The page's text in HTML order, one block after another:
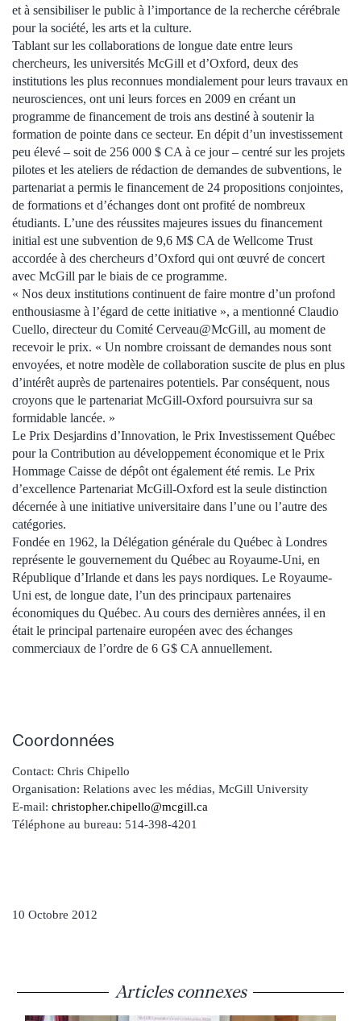
et à sensibiliser le public à l’importance de la recherche cérébrale
pour la société, les arts et la culture.
Tablant sur les collaborations de longue date entre leurs
chercheurs, les universités McGill et d’Oxford, deux des
institutions les plus reconnues mondialement pour leurs travaux en
neurosciences, ont uni leurs forces en 2009 en créant un
programme de financement de trois ans destiné à soutenir la
formation de pointe dans ce secteur. En dépit d’un investissement
peu élevé – soit de 256 000 $ CA à ce jour – centré sur les projets
pilotes et les ateliers de rédaction de demandes de subventions, le
partenariat a permis le financement de 24 propositions conjointes,
de formations et d’échanges dont ont profité de nombreux
étudiants. L’une des réussites majeures issues du financement
initial est une subvention de 9,6 M$ CA de Wellcome Trust
accordée à des chercheurs d’Oxford qui ont œuvré de concert
avec McGill par le biais de ce programme.
« Nos deux institutions continuent de faire montre d’un profond
enthousiasme à l’égard de cette initiative », a mentionné Claudio
Cuello, directeur du Comité Cerveau@McGill, au moment de
recevoir le prix. « Un nombre croissant de demandes nous sont
envoyées, et notre modèle de collaboration suscite de plus en plus
d’intérêt auprès de partenaires potentiels. Par conséquent, nous
croyons que le partenariat McGill-Oxford poursuivra sur sa
formidable lancée. »
Le Prix Desjardins d’Innovation, le Prix Investissement Québec
pour la Contribution au développement économique et le Prix
Hommage Caisse de dépôt ont également été remis. Le Prix
d’excellence Partenariat McGill-Oxford est la seule distinction
décernée à une initiative universitaire dans l’une ou l’autre des
catégories.
Fondée en 1962, la Délégation générale du Québec à Londres
représente le gouvernement du Québec au Royaume-Uni, en
République d’Irlande et dans les pays nordiques. Le Royaume-
Uni est, de longue date, l’un des principaux partenaires
économiques du Québec. Au cours des dernières années, il en
était le principal partenaire européen avec des échanges
commerciaux de l’ordre de 6 G$ CA annuellement.
Coordonnées
Contact: Chris Chipello
Organisation: Relations avec les médias, McGill University
E-mail: christopher.chipello@mcgill.ca
Téléphone au bureau: 514-398-4201
10 Octobre 2012
Articles connexes